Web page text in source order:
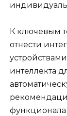
К ключевым
отнести
интеллекта